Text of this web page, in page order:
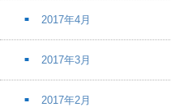
2017年4月
2017年3月
2017年2月